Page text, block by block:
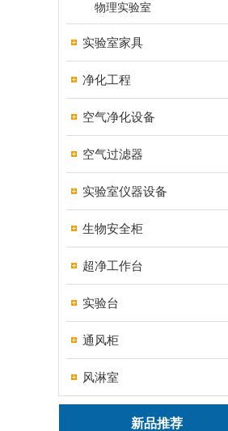
物理实验室
实验室家具
净化工程
空气净化设备
空气过滤器
实验室仪器设备
生物安全柜
超净工作台
实验台
通风柜
风淋室
新品推荐